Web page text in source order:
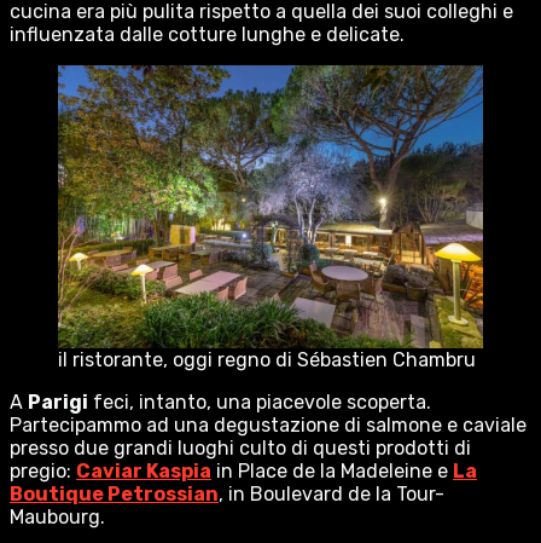
cucina era più pulita rispetto a quella dei suoi colleghi e
influenzata dalle cotture lunghe e delicate.
il ristorante, oggi regno di Sébastien Chambru
A Parigi feci, intanto, una piacevole scoperta.
Partecipammo ad una degustazione di salmone e caviale
presso due grandi luoghi culto di questi prodotti di
pregio: Caviar Kaspia in Place de la Madeleine e La
Boutique Petrossian, in Boulevard de la Tour-
Maubourg.